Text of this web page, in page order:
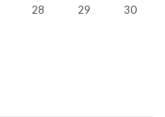
28 29
30